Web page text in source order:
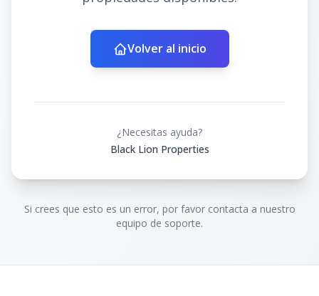
Volver al inicio
¿Necesitas ayuda?
Black Lion Properties
Si crees que esto es un error, por favor contacta a nuestro
equipo de soporte.